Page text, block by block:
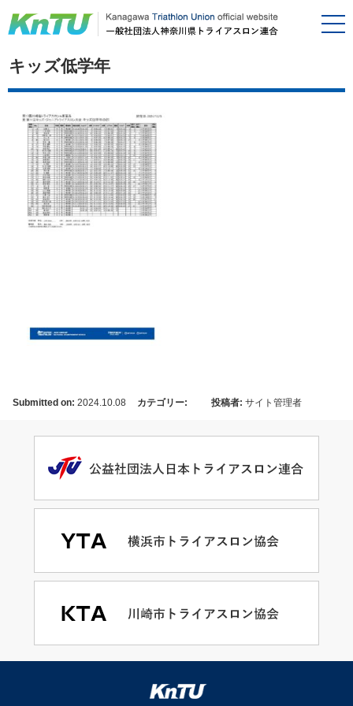
キッズ低学年
Submitted on: 2024.10.08 カテゴリー: 投稿者: サイト管理者